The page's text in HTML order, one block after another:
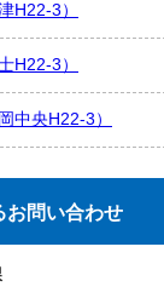
H22-3）
H22-3）
中央H22-3）
お問い合わせ